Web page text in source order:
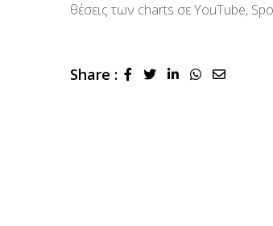
θέσεις των charts σε YouTube,
Share : LinkedInWhatsapp
Share